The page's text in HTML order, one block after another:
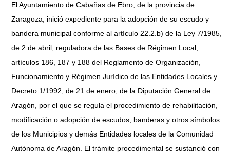
El Ayuntamiento de Cabañas de Ebro, de la provincia de
Zaragoza, inició expediente para la adopción de su escudo y
bandera municipal conforme al artículo 22.2.b) de la Ley 7/1985,
de 2 de abril, reguladora de las Bases de Régimen Local;
artículos 186, 187 y 188 del Reglamento de Organización,
Funcionamiento y Régimen Jurídico de las Entidades Locales y
Decreto 1/1992, de 21 de enero, de la Diputación General de
Aragón, por el que se regula el procedimiento de rehabilitación,
modificación o adopción de escudos, banderas y otros símbolos
de los Municipios y demás Entidades locales de la Comunidad
Autónoma de Aragón. El trámite procedimental se sustanció con